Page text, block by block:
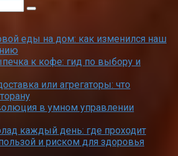
еды на дом: как изменился наш
к кофе: гид по выбору и
или агрегаторы: что
в умном управлении
каждый день: где проходит
и риском для здоровья